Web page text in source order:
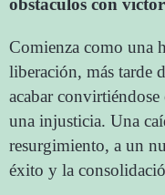
obstáculos con
Comienza como una
liberación, más tarde
acabar
una injusticia. Una
resurgimiento, a un
éxito y la